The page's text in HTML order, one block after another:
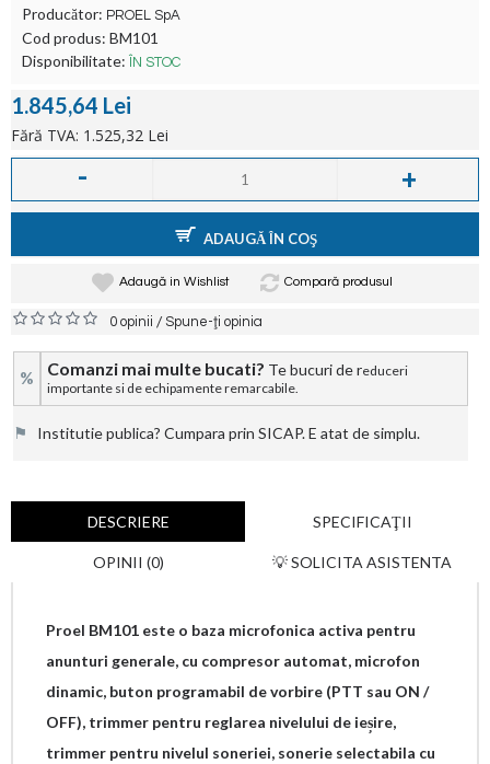
Producător: PROEL SpA
Cod produs: BM101
Disponibilitate:
ÎN STOC
1.845,64 Lei
Fără TVA: 1.525,32 Lei
- +
ADAUGĂ ÎN COŞ
Adaugă in Wishlist Compară produsul
0 opinii /Spune-ţi opinia
% Comanzi mai multe bucati? Te bucuri de reduceri
importante si de echipamente remarcabile.
⚑ Institutie publica? Cumpara prin SICAP. E atat de simplu.
DESCRIERE SPECIFICAŢII
OPINII (0) 💡 SOLICITA ASISTENTA
Proel BM101 este o baza microfonica activa pentru
anunturi generale, cu compresor automat, microfon
dinamic, buton programabil de vorbire (PTT sau ON /
OFF), trimmer pentru reglarea nivelului de ieșire,
trimmer pentru nivelul soneriei, sonerie selectabila cu